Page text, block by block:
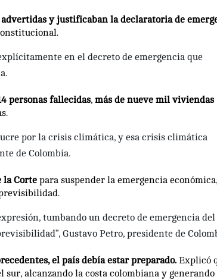
y justificaban la declaratoria de
en el decreto de emergencia que
personas fallecidas, más de nueve mil viviendas
por la crisis climática, y esa crisis climática
de Colombia.
la Corte para suspender la emergencia
tumbando un decreto de emergencia del
Gustavo Petro, presidente de
el país debía estar preparado. Explicó
alcanzando la costa colombiana y generando